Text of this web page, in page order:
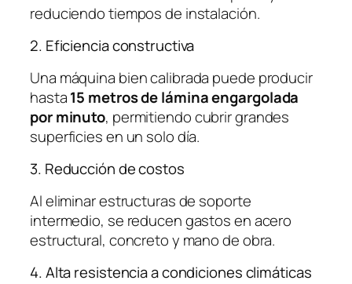
reduciendo tiempos de instalación.
2. Eficiencia constructiva
Una máquina bien calibrada puede producir
hasta15 metros de lámina engargolada
por minuto, permitiendo cubrir grandes
superficies en un solo día.
3. Reducción de costos
Al eliminar estructuras de soporte
intermedio, se reducen gastos en acero
estructural, concreto y mano de obra.
4. Alta resistencia a condiciones climáticas